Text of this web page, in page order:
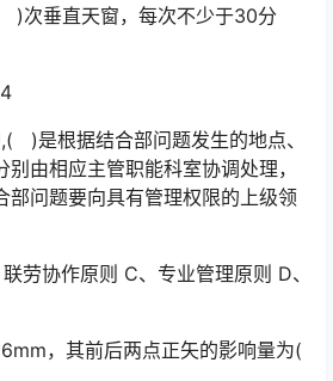
)次垂直天窗，每次不少于30分
)是根据结合部问题发生的地点、
由相应主管职能科室协调处理，
部问题要向具有管理权限的上级领
劳协作原则 C、专业管理原则 D、
，其前后两点正矢的影响量为(